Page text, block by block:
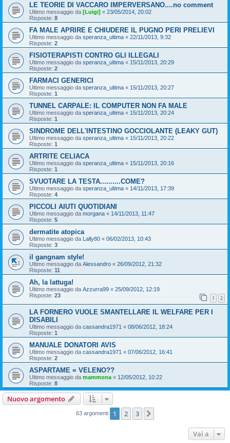
LE TEORIE DI VACCARO IMPERVERSANO....no comment
Ultimo messaggio da [Luigi] « 23/05/2014, 20:02
Risposte: 8
FA MALE APRIRE E CHIUDERE IL PUGNO PERI PRELIEVI
Ultimo messaggio da speranza_ultima « 22/11/2013, 9:32
Risposte: 2
FISIOTERAPISTI CONTRO GLI ILLEGALI
Ultimo messaggio da speranza_ultima « 15/11/2013, 20:29
Risposte: 2
FARMACI GENERICI
Ultimo messaggio da speranza_ultima « 15/11/2013, 20:27
Risposte: 1
TUNNEL CARPALE: IL COMPUTER NON FA MALE
Ultimo messaggio da speranza_ultima « 15/11/2013, 20:24
Risposte: 1
SINDROME DELL'INTESTINO GOCCIOLANTE (LEAKY GUT)
Ultimo messaggio da speranza_ultima « 15/11/2013, 20:22
Risposte: 1
ARTRITE CELIACA
Ultimo messaggio da speranza_ultima « 15/11/2013, 20:16
Risposte: 1
SVUOTARE LA TESTA..........COME?
Ultimo messaggio da speranza_ultima « 14/11/2013, 17:39
Risposte: 4
PICCOLI AIUTI QUOTIDIANI
Ultimo messaggio da morgana « 14/11/2013, 11:47
Risposte: 5
dermatite atopica
Ultimo messaggio da Lally80 « 06/02/2013, 10:43
Risposte: 3
il gangnam style!
Ultimo messaggio da Alessandro « 26/09/2012, 21:32
Risposte: 11
Ah, la lattuga!
Ultimo messaggio da Azzurra99 « 25/09/2012, 12:19
Risposte: 23 1 2
LA FORNERO VUOLE SMANTELLARE IL WELFARE PER I
DISABILI
Ultimo messaggio da cassandra1971 « 08/06/2012, 18:24
Risposte: 1
MANUALE DONATORI AVIS
Ultimo messaggio da cassandra1971 « 07/06/2012, 16:41
Risposte: 2
ASPARTAME = VELENO??
Ultimo messaggio da mammona « 12/05/2012, 10:22
Risposte: 8
Nuovo argomento
63 argomenti 1 2 3
Vai a